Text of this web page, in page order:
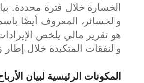
الخسارة خلال فترة محددة.
والخسائر، المعروف أيضًا
هو تقرير مالي يلخص
والنفقات المتكبدة خلال
المكونات الرئيسية لبيان